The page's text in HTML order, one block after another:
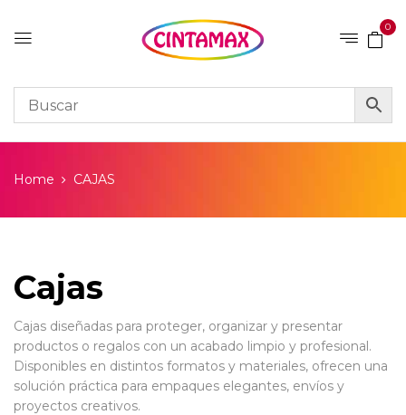
0
Home CAJAS
Cajas
Cajas diseñadas para proteger, organizar y presentar
productos o regalos con un acabado limpio y profesional.
Disponibles en distintos formatos y materiales, ofrecen una
solución práctica para empaques elegantes, envíos y
proyectos creativos.